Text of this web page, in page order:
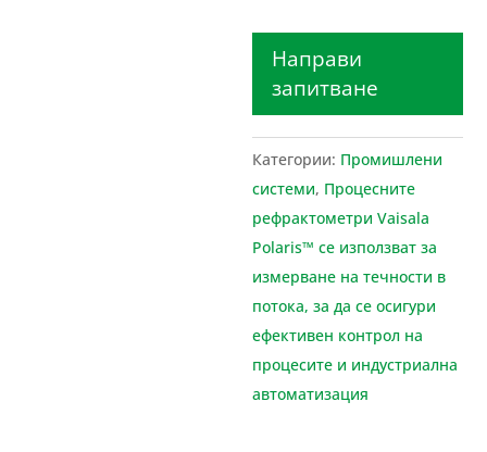
Направи
запитване
Категории: Промишлени
системи, Процесните
рефрактометри Vaisala
Polaris™ се използват за
измерване на течности в
потока, за да се осигури
ефективен контрол на
процесите и индустриална
автоматизация